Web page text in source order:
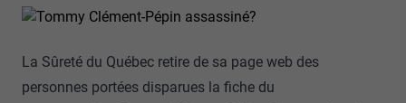
La Sûreté du Québec retire de sa page web des
personnes portées disparues la fiche du